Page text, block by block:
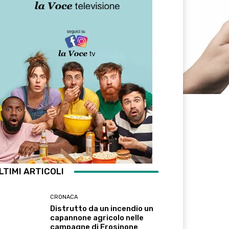
ARTICOLI
CRONACA
Distrutto da un incendio un
capannone agricolo nelle
campagne di Frosinone